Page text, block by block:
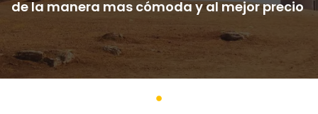
de la manera mas cómoda y al mejor precio